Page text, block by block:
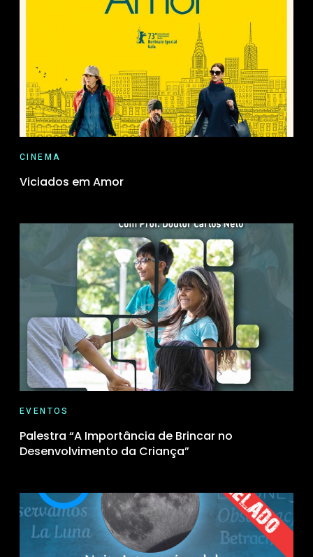
CINEMA
Viciados em Amor
EVENTOS
Palestra “A Importância de Brincar no
Desenvolvimento da Criança”